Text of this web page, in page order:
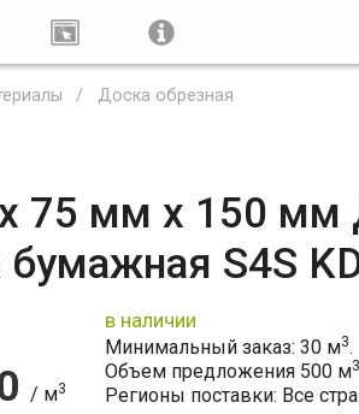
Доска обрезная
75 мм x 150 мм
бумажная S4S
/ м3
в наличии
Минимальный заказ: 30 м3.
Объем предложения 500м3
Регионы поставки: Все